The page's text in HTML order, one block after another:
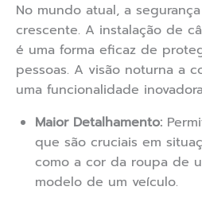
No mundo atual, a
crescente. A instalação de
é uma forma eficaz de
pessoas. A visão noturna a
uma funcionalidade
Maior Detalhamento:
que são cruciais em
como a cor da roupa de
modelo de um veículo.